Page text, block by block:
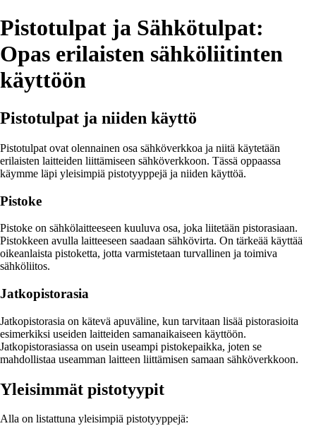
Pistotulpat ja Sähkötulpat:
Opas erilaisten sähköliitinten
käyttöön
Pistotulpat ja niiden käyttö
Pistotulpat ovat olennainen osa sähköverkkoa ja niitä käytetään
erilaisten laitteiden liittämiseen sähköverkkoon. Tässä oppaassa
käymme läpi yleisimpiä pistotyyppejä ja niiden käyttöä.
Pistoke
Pistoke on sähkölaitteeseen kuuluva osa, joka liitetään pistorasiaan.
Pistokkeen avulla laitteeseen saadaan sähkövirta. On tärkeää käyttää
oikeanlaista pistoketta, jotta varmistetaan turvallinen ja toimiva
sähköliitos.
Jatkopistorasia
Jatkopistorasia on kätevä apuväline, kun tarvitaan lisää pistorasioita
esimerkiksi useiden laitteiden samanaikaiseen käyttöön.
Jatkopistorasiassa on usein useampi pistokepaikka, joten se
mahdollistaa useamman laitteen liittämisen samaan sähköverkkoon.
Yleisimmät pistotyypit
Alla on listattuna yleisimpiä pistotyyppejä: